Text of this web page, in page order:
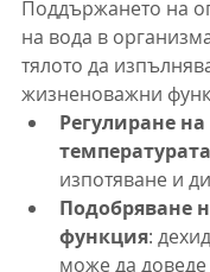
Поддържането на
на вода в
тялото да
жизненоважни
Регулиране на
температурата
изпотяване и
Подобряване
функция:
може да доведе